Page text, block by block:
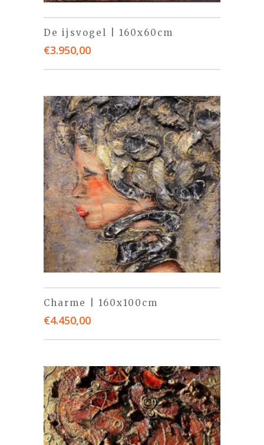
De ijsvogel | 160x60cm
€3.950,00
Charme | 160x100cm
€4.450,00